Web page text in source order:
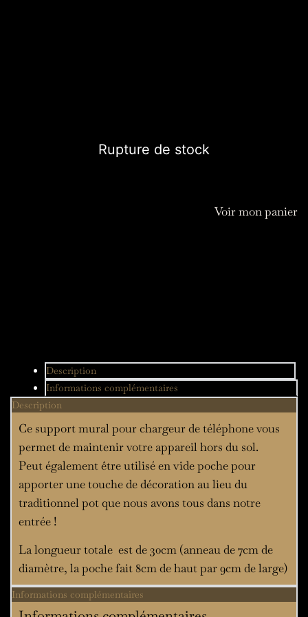
Rupture de stock
Voir mon panier
Description
Informations complémentaires
Description
Ce support mural pour chargeur de téléphone vous
permet de maintenir votre appareil hors du sol.
Peut également être utilisé en vide poche pour
apporter une touche de décoration au lieu du
traditionnel pot que nous avons tous dans notre
entrée !
La longueur totale est de 30cm (anneau de 7cm de
diamètre, la poche fait 8cm de haut par 9cm de large)
Informations complémentaires